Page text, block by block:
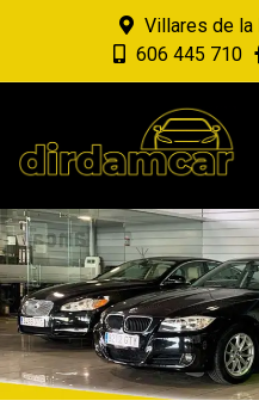
Villares de la
606 445 710